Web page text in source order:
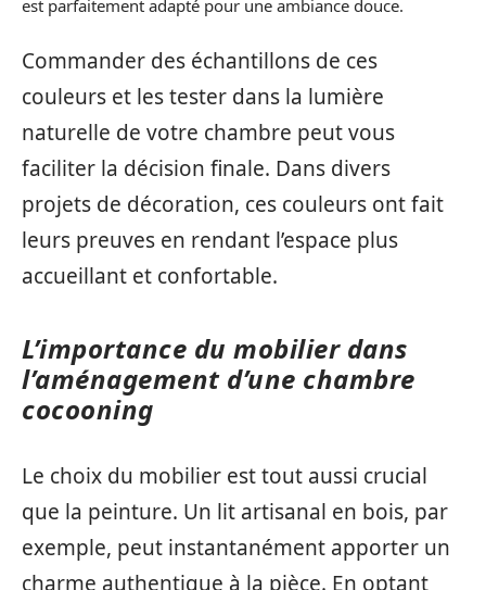
est parfaitement adapté pour une ambiance douce.
Commander des échantillons de ces
couleurs et les tester dans la lumière
naturelle de votre chambre peut vous
faciliter la décision finale. Dans divers
projets de décoration, ces couleurs ont fait
leurs preuves en rendant l’espace plus
accueillant et confortable.
L’importance du mobilier dans
l’aménagement d’une chambre
cocooning
Le choix du mobilier est tout aussi crucial
que la peinture. Un lit artisanal en bois, par
exemple, peut instantanément apporter un
charme authentique à la pièce. En optant